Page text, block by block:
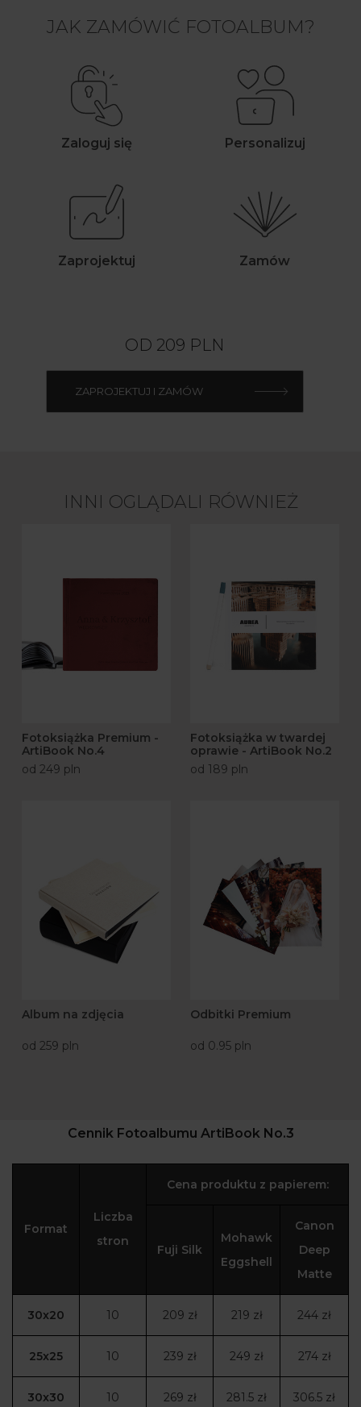
JAK ZAMÓWIĆ FOTOALBUM?
Zaloguj się Personalizuj
Zaprojektuj Zamów
OD 209 PLN
ZAPROJEKTUJ I ZAMÓW
INNI OGLĄDALI RÓWNIEŻ
Fotoksiążka Premium -
ArtiBook No.4
od 249 pln
Fotoksiążka w twardej
oprawie - ArtiBook No.2
od 189 pln
Album na zdjęcia
od 259 pln
Odbitki Premium
od 0.95 pln
Cennik Fotoalbumu ArtiBook No.3
Format
Liczba
stron
Cena produktu z papierem:
Fuji Silk
Mohawk
Eggshell
Canon
Deep
Matte
30x20 10 209 zł 219 zł 244 zł
25x25 10 239 zł 249 zł 274 zł
30x30 10 269 zł 281.5 zł 306.5 zł